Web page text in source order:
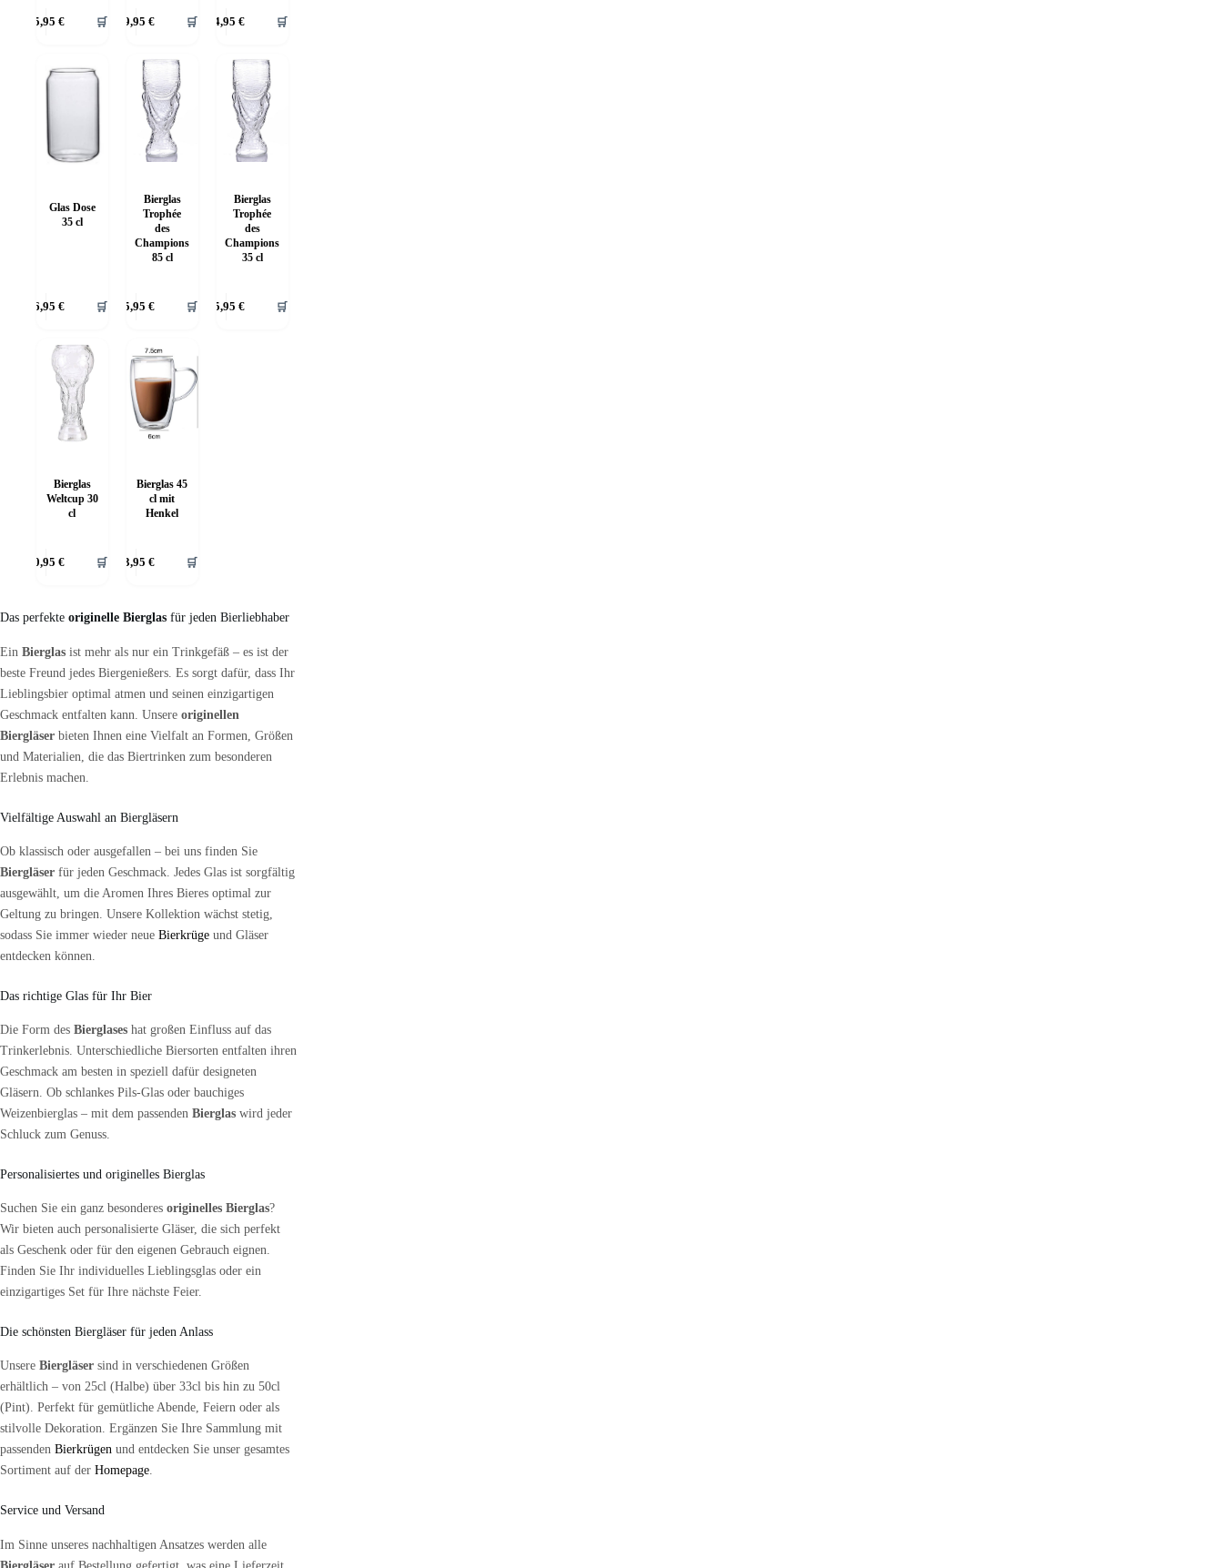
35,95 € 🛒 39,95 € 🛒 34,95 € 🛒
Glas Dose
35 cl
26,95 € 🛒
Bierglas
Trophée
des
Champions
85 cl
45,95 € 🛒
Bierglas
Trophée
des
Champions
35 cl
35,95 € 🛒
Bierglas
Weltcup 30
cl
30,95 € 🛒
Bierglas 45
cl mit
Henkel
33,95 € 🛒
Das perfekte originelle Bierglas für jeden Bierliebhaber
Ein Bierglas ist mehr als nur ein Trinkgefäß – es ist der
beste Freund jedes Biergenießers. Es sorgt dafür, dass Ihr
Lieblingsbier optimal atmen und seinen einzigartigen
Geschmack entfalten kann. Unsere originellen
Biergläser bieten Ihnen eine Vielfalt an Formen, Größen
und Materialien, die das Biertrinken zum besonderen
Erlebnis machen.
Vielfältige Auswahl an Biergläsern
Ob klassisch oder ausgefallen – bei uns finden Sie
Biergläser für jeden Geschmack. Jedes Glas ist sorgfältig
ausgewählt, um die Aromen Ihres Bieres optimal zur
Geltung zu bringen. Unsere Kollektion wächst stetig,
sodass Sie immer wieder neue Bierkrüge und Gläser
entdecken können.
Das richtige Glas für Ihr Bier
Die Form des Bierglases hat großen Einfluss auf das
Trinkerlebnis. Unterschiedliche Biersorten entfalten ihren
Geschmack am besten in speziell dafür designeten
Gläsern. Ob schlankes Pils-Glas oder bauchiges
Weizenbierglas – mit dem passenden Bierglas wird jeder
Schluck zum Genuss.
Personalisiertes und originelles Bierglas
Suchen Sie ein ganz besonderes originelles Bierglas?
Wir bieten auch personalisierte Gläser, die sich perfekt
als Geschenk oder für den eigenen Gebrauch eignen.
Finden Sie Ihr individuelles Lieblingsglas oder ein
einzigartiges Set für Ihre nächste Feier.
Die schönsten Biergläser für jeden Anlass
Unsere Biergläser sind in verschiedenen Größen
erhältlich – von 25cl (Halbe) über 33cl bis hin zu 50cl
(Pint). Perfekt für gemütliche Abende, Feiern oder als
stilvolle Dekoration. Ergänzen Sie Ihre Sammlung mit
passenden Bierkrügen und entdecken Sie unser gesamtes
Sortiment auf der Homepage.
Service und Versand
Im Sinne unseres nachhaltigen Ansatzes werden alle